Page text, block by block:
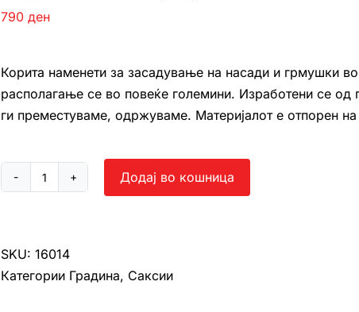
790 ден
Корита наменети за засадување на насади и грмушки
располагање се во повеќе големини. Изработени се од
ги преместуваме, одржуваме. Материјалот е отпорен на
Нуша
Додај во кошница
SKU: 16014
Категории Градина, Саксии